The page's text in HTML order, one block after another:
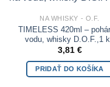
NA WHISKY - O.F.
TIMELESS 420ml –
vodu, whisky D.O.F.,1
3,81 €
PRIDAŤ DO KOŠÍKA